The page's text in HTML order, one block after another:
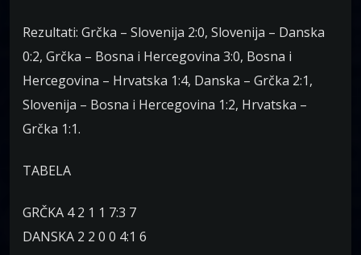
Rezultati: Grčka – Slovenija 2:0, Slovenija – Danska
0:2, Grčka – Bosna i Hercegovina 3:0, Bosna i
Hercegovina – Hrvatska 1:4, Danska – Grčka 2:1,
Slovenija – Bosna i Hercegovina 1:2, Hrvatska –
Grčka 1:1.
TABELA
GRČKA 4 2 1 1 7:3 7
DANSKA 2 2 0 0 4:1 6